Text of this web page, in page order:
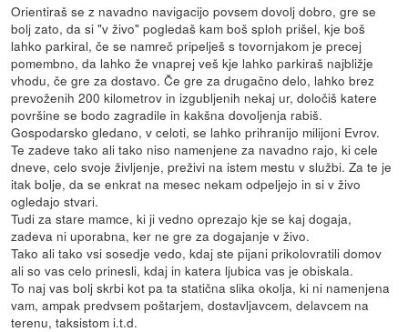
Orientiraš se z navadno navigacijo povsem dovolj dobro, gre se
bolj zato, da si "v živo" pogledaš kam boš sploh prišel, kje boš
lahko parkiral, če se namreč pripelješ s tovornjakom je precej
pomembno, da lahko že vnaprej veš kje lahko parkiraš najbližje
vhodu, če gre za dostavo. Če gre za drugačno delo, lahko brez
prevoženih 200 kilometrov in izgubljenih nekaj ur, določiš katere
površine se bodo zagradile in kakšna dovoljenja rabiš.
Gospodarsko gledano, v celoti, se lahko prihranijo milijoni Evrov.
Te zadeve tako ali tako niso namenjene za navadno rajo, ki cele
dneve, celo svoje življenje, preživi na istem mestu v službi. Za te je
itak bolje, da se enkrat na mesec nekam odpeljejo in si v živo
ogledajo stvari.
Tudi za stare mamce, ki ji vedno oprezajo kje se kaj dogaja,
zadeva ni uporabna, ker ne gre za dogajanje v živo.
Tako ali tako vsi sosedje vedo, kdaj ste pijani prikolovratili domov
ali so vas celo prinesli, kdaj in katera ljubica vas je obiskala.
To naj vas bolj skrbi kot pa ta statična slika okolja, ki ni namenjena
vam, ampak predvsem poštarjem, dostavljavcem, delavcem na
terenu, taksistom i.t.d.